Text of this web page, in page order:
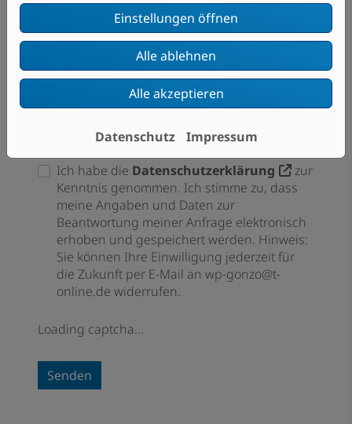
Datenschutzerklärung*
Ich habe die Datenschutzerklärung
zur
Kenntnis genommen. Ich stimme zu, dass
meine Angaben und Daten zur
Beantwortung meiner Anfrage elektronisch
erhoben und gespeichert werden. Hinweis:
Sie können Ihre Einwilligung jederzeit für
die Zukunft per E-Mail an wp-gonzo@t-
online.de widerrufen.
Loading captcha...
Senden
Einstellungen öffnen
Alle ablehnen
Alle akzeptieren
Datenschutz Impressum